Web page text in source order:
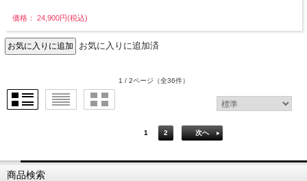
価格： 24,900円(税込)
お気に入りに追加済
1 / 2ページ （全36件）
1 2 次へ
商品検索